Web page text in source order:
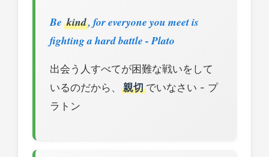
Be kind, for everyone you meet is
fighting a hard battle - Plato
出会う人すべてが困難な戦いをして
いるのだから、
親切でいなさい - プ
ラトン